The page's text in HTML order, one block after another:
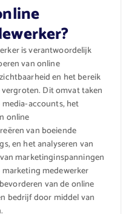
is verantwoordelijk
van online
en het bereik
Dit omvat taken
media-accounts, het
online
van boeiende
en het analyseren van
marketinginspanningen
medewerker
van de online
bedrijf door middel van